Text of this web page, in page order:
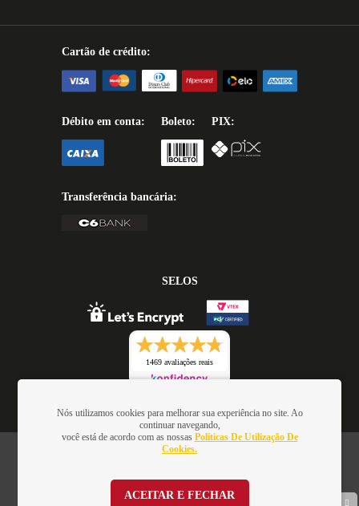
Cartão de crédito:
Débito em conta: Boleto: PIX:
Transferência bancária:
SELOS
1469 avaliações reais
Oficina de Textos - Rua da Consolação, 323 - Loja 28 - Ed.
CNPJ: 01.337.552/0001-52
Nós utilizamos cookies para melhorar sua experiência no site. Ao
continuar navegando,
você está de acordo com as nossas Políticas De Utilização De
Cookies.
ACEITAR E FECHAR